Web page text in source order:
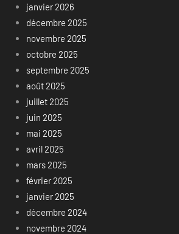
janvier 2026
décembre 2025
novembre 2025
octobre 2025
septembre 2025
août 2025
juillet 2025
juin 2025
mai 2025
avril 2025
mars 2025
février 2025
janvier 2025
décembre 2024
novembre 2024